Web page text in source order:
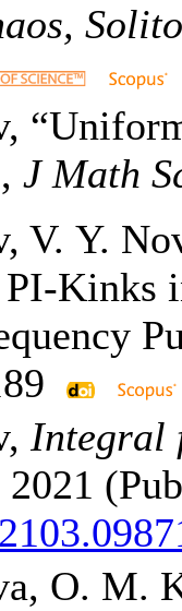
J Math
V. Y.
Kinks
Integral
2021
O. M.